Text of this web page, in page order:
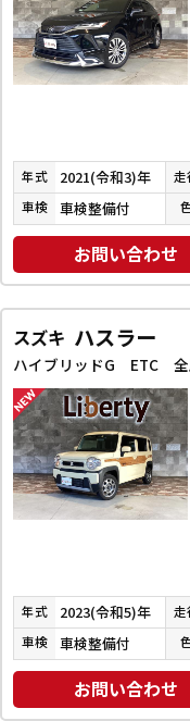
年式 2021(令和3)年 走
車検 車検整備付
お問い合わせ
スズキ ハスラー
年式 2023(令和5)年 走
車検 車検整備付
お問い合わせ